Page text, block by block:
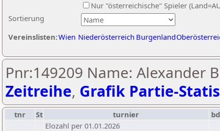
Sortierung
Nur "österreichische" Spieler
Vereinslisten:Wien Niederösterreich Burgenland
Pnr:149209 Name: Alexander
Zeitreihe, Grafik Partie-
tnr St turnier
Elozahl per 01.01.2026